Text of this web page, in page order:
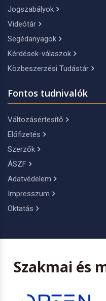
Jogszabályok
Videótár
Segédanyagok
Kérdések-válaszok
Közbeszerzési Tudástár
Fontos tudnivalók
Változásértesítő
Előfizetés
Szerzők
ÁSZF
Adatvédelem
Impresszum
Oktatás
Szakmai és